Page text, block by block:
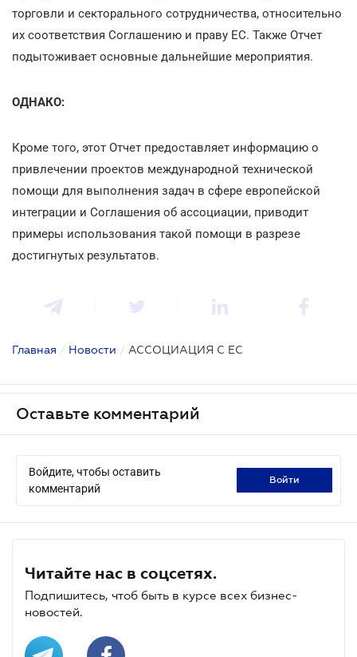
торговли и секторального сотрудничества, относительно
их соответствия Соглашению и праву ЕС. Также Отчет
подытоживает основные дальнейшие мероприятия.
ОДНАКО:
Кроме того, этот Отчет предоставляет информацию о
привлечении проектов международной технической
помощи для выполнения задач в сфере европейской
интеграции и Соглашения об ассоциации, приводит
примеры использования такой помощи в разрезе
достигнутых результатов.
Главная / Новости / АССОЦИАЦИЯ С ЕС
Оставьте комментарий
Войдите, чтобы оставить
комментарий
войти
Читайте нас в соцсетях.
Подпишитесь, чтоб быть в курсе всех бизнес-
новостей.